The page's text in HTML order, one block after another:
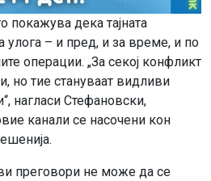
покажува дека тајната
улога – и пред, и за време, и по
операции. „За секој конфликт
но тие стануваат видливи
нагласи Стефановски,
канали се насочени кон
преговори не може да се